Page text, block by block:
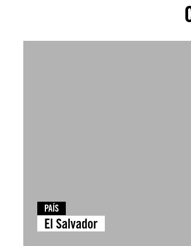
PAÍS
El Salvador